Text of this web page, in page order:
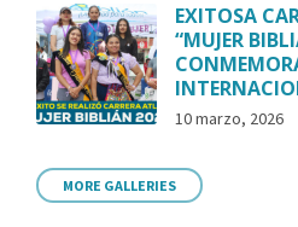
EXITOSA
“MUJER
10 marzo, 2026
MORE GALLERIES